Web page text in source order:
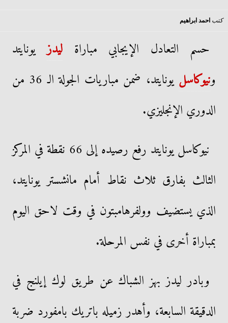
كتب احمد ابراهيم
حسم التعادل الإيجابي مباراة ليدزيونايتد
ونيوكاسل
يونايتد، ضمن مباريات الجولة الـ 36 من
الدوري الإنجليزي.
نيوكاسل يونايتد رفع رصيده إلى 66 نقطة في المركز
الثالث بفارق ثلاث نقاط أمام مانشستر يونايتد،
الذي يستضيف وولفرهامبتون في وقت لاحق اليوم
بمباراة أخرى في نفس المرحلة.
وبادر ليدز بهز الشباك عن طريق لوك إيلنج في
الدقيقة السابعة، وأهدر زميله باتريك بامفورد ضربة